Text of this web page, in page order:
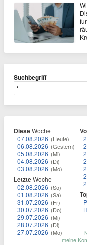
Suchbegriff
DieseWoche
07.08.2026 (Heute)
06.08.2026 (Gestern)
05.08.2026 (Mi)
04.08.2026 (Di)
03.08.2026 (Mo)
LetzteWoche
02.08.2026 (So)
01.08.2026 (Sa)
31.07.2026 (Fr)
30.07.2026 (Do)
29.07.2026 (Mi)
28.07.2026 (Di)
27.07.2026 (Mo)
meine